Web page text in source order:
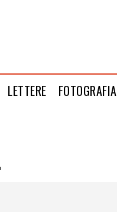
LETTERE FOTOGRAFIA